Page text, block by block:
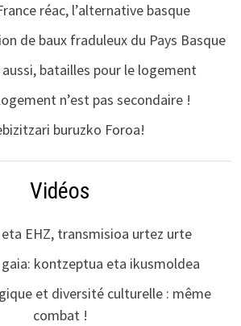
réac, l’alternative basque
de baux fraduleux du Pays Basque
batailles pour le logement
n’est pas secondaire !
buruzko Foroa!
Vidéos
EHZ, transmisioa urtez urte
kontzeptua eta ikusmoldea
et diversité culturelle : même
combat !